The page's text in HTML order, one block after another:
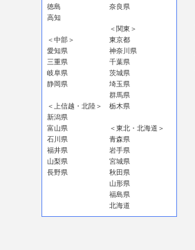
徳島
高知
＜中部＞
愛知県
三重県
岐阜県
静岡県
＜上信越・北陸＞
新潟県
富山県
石川県
福井県
山梨県
長野県
奈良県
＜関東＞
東京都
神奈川県
千葉県
茨城県
埼玉県
群馬県
栃木県
＜東北・北海道＞
青森県
岩手県
宮城県
秋田県
山形県
福島県
北海道